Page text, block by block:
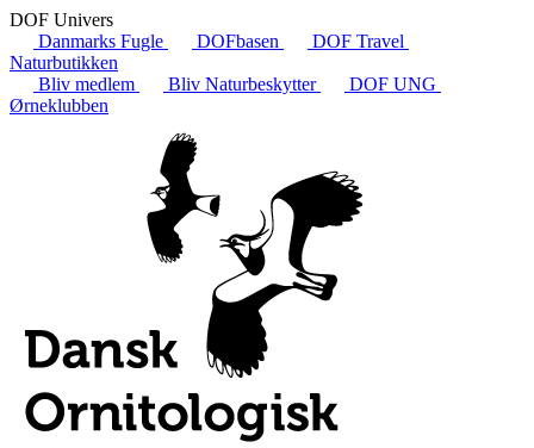
DOF Univers
Danmarks Fugle
DOFbasen
DOF Travel
Naturbutikken
Bliv medlem
Bliv Naturbeskytter
DOF UNG
Ørneklubben